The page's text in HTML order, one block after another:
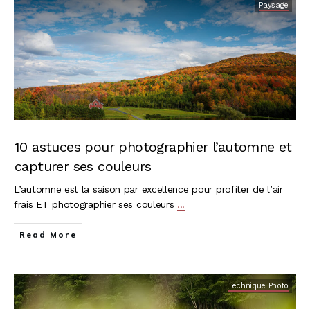
Paysage
10 astuces pour photographier l’automne et
capturer ses couleurs
L’automne est la saison par excellence pour profiter de l’air
frais ET photographier ses couleurs ...
Read More
Technique Photo